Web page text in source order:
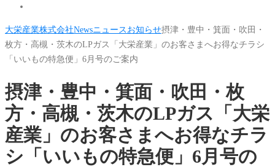
大栄産業株式会社Newsニュースお知らせ摂津・豊中・箕面・吹田・
枚方・高槻・茨木のLPガス「大栄産業」のお客さまへお得なチラシ
「いいもの特急便」6月号のご案内
摂津・豊中・箕面・吹田・枚
方・高槻・茨木のLPガス「大栄
産業」のお客さまへお得なチラ
シ「いいもの特急便」6月号の